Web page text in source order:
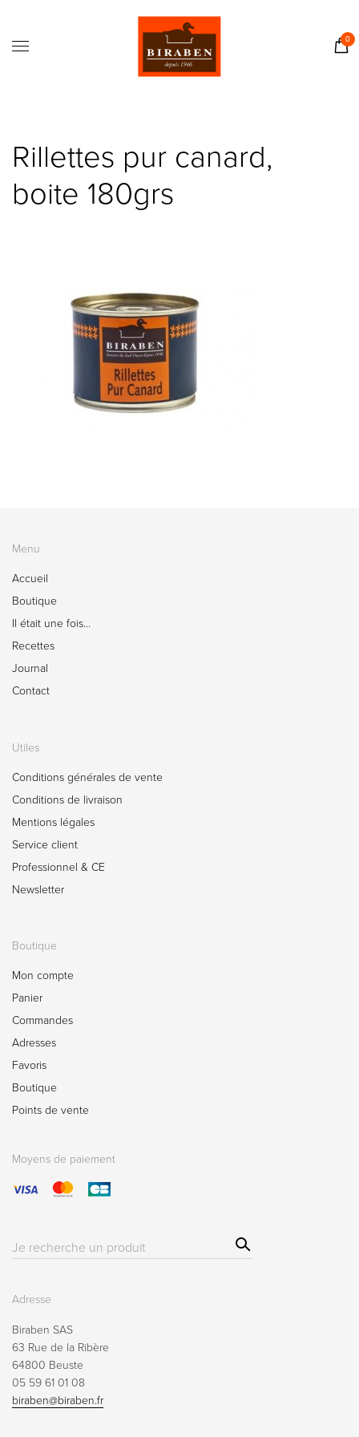
0
Contact
Rillettes pur canard,
boite 180grs
Menu
Accueil
Boutique
Il était une fois…
Recettes
Journal
Contact
Utiles
Conditions générales de vente
Conditions de livraison
Mentions légales
Service client
Professionnel & CE
Newsletter
Boutique
Mon compte
Panier
Commandes
Adresses
Favoris
Boutique
Points de vente
Moyens de paiement
Résultat(s)
Sear
ch
Adresse
Biraben SAS
63 Rue de la Ribère
64800 Beuste
05 59 61 01 08
biraben@biraben.fr